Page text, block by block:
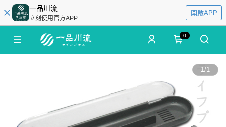
一品川流
立刻使用官方APP
開啟APP
0
1/1